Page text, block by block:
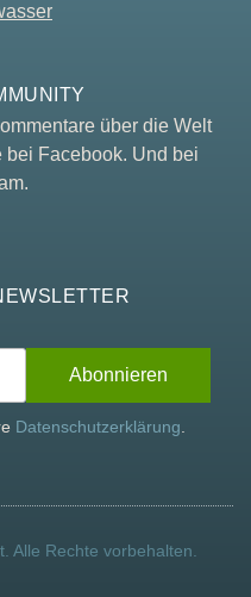
über die Welt
bei Facebook. Und bei
Datenschutzerklärung
Alle Rechte vorbehalten.